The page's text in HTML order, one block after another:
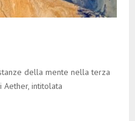
della mente nella terza
intitolata